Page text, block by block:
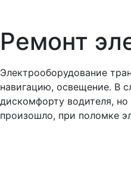
Ремонт
Электрооборудование
навигацию, освещение. В
дискомфорту водителя,
произошло, при поломке